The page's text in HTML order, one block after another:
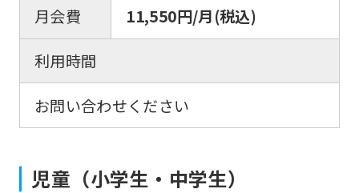
月会費
11,550円/月(税込)
利用時間
お問い合わせください
児童（小学生・中学生）